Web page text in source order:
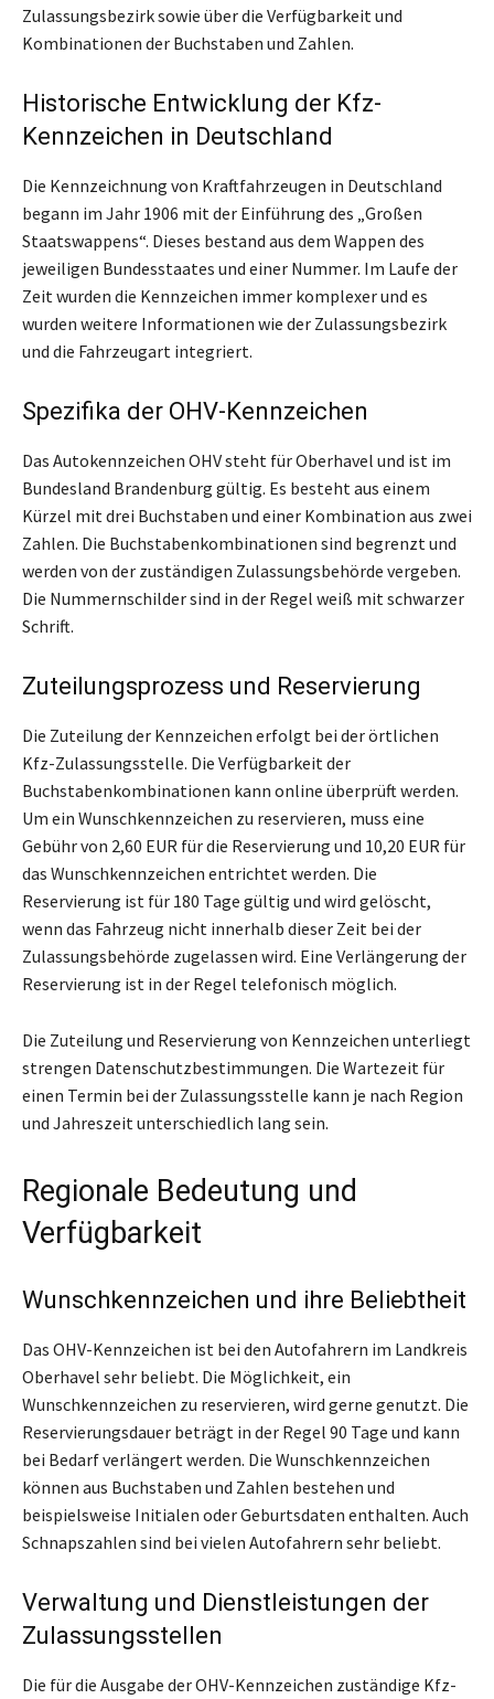
Zulassungsbezirk sowie über die Verfügbarkeit und
Kombinationen der Buchstaben und Zahlen.
Historische Entwicklung der Kfz-
Kennzeichen in Deutschland
Die Kennzeichnung von Kraftfahrzeugen in Deutschland
begann im Jahr 1906 mit der Einführung des „Großen
Staatswappens“. Dieses bestand aus dem Wappen des
jeweiligen Bundesstaates und einer Nummer. Im Laufe der
Zeit wurden die Kennzeichen immer komplexer und es
wurden weitere Informationen wie der Zulassungsbezirk
und die Fahrzeugart integriert.
Spezifika der OHV-Kennzeichen
Das Autokennzeichen OHV steht für Oberhavel und ist im
Bundesland Brandenburg gültig. Es besteht aus einem
Kürzel mit drei Buchstaben und einer Kombination aus zwei
Zahlen. Die Buchstabenkombinationen sind begrenzt und
werden von der zuständigen Zulassungsbehörde vergeben.
Die Nummernschilder sind in der Regel weiß mit schwarzer
Schrift.
Zuteilungsprozess und Reservierung
Die Zuteilung der Kennzeichen erfolgt bei der örtlichen
Kfz-Zulassungsstelle. Die Verfügbarkeit der
Buchstabenkombinationen kann online überprüft werden.
Um ein Wunschkennzeichen zu reservieren, muss eine
Gebühr von 2,60 EUR für die Reservierung und 10,20 EUR für
das Wunschkennzeichen entrichtet werden. Die
Reservierung ist für 180 Tage gültig und wird gelöscht,
wenn das Fahrzeug nicht innerhalb dieser Zeit bei der
Zulassungsbehörde zugelassen wird. Eine Verlängerung der
Reservierung ist in der Regel telefonisch möglich.
Die Zuteilung und Reservierung von Kennzeichen unterliegt
strengen Datenschutzbestimmungen. Die Wartezeit für
einen Termin bei der Zulassungsstelle kann je nach Region
und Jahreszeit unterschiedlich lang sein.
Regionale Bedeutung und
Verfügbarkeit
Wunschkennzeichen und ihre Beliebtheit
Das OHV-Kennzeichen ist bei den Autofahrern im Landkreis
Oberhavel sehr beliebt. Die Möglichkeit, ein
Wunschkennzeichen zu reservieren, wird gerne genutzt. Die
Reservierungsdauer beträgt in der Regel 90 Tage und kann
bei Bedarf verlängert werden. Die Wunschkennzeichen
können aus Buchstaben und Zahlen bestehen und
beispielsweise Initialen oder Geburtsdaten enthalten. Auch
Schnapszahlen sind bei vielen Autofahrern sehr beliebt.
Verwaltung und Dienstleistungen der
Zulassungsstellen
Die für die Ausgabe der OHV-Kennzeichen zuständige Kfz-